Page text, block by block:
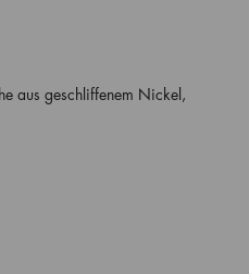
aus geschliffenem Nickel,